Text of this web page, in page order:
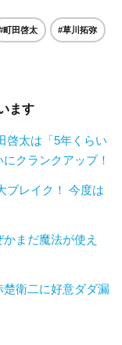
町田啓太 #草川拓弥
ます
啓太は「5年くらい
クランクアップ！
ブレイク！ 今度は
まだ魔法が使え
衛二に好意ダダ漏